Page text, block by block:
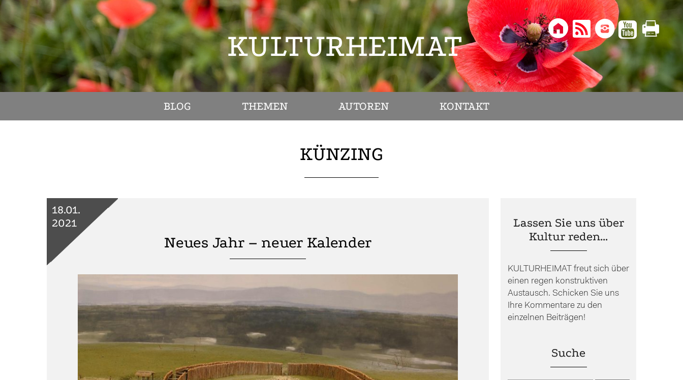
KULTURHEIMAT     
BLOG THEMEN AUTOREN KONTAKT
KÜNZING
Neues Jahr – neuer Kalender
18.01.
2021
Lassen Sie uns über
Kultur reden…
KULTURHEIMAT freut sich über
einen regen konstruktiven
Austausch. Schicken Sie uns
Ihre Kommentare zu den
einzelnen Beiträgen!
Suche